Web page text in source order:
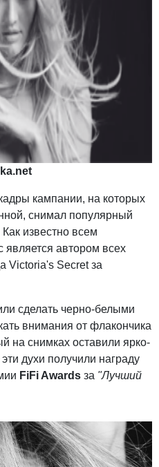
кампании, на которых
снимал популярный
Как известно всем
автором всех
Victoria's Secret за
сделать черно-белыми
внимания от флакончика
на снимках оставили ярко-
духи получили награду
FiFi Awards за "Лучший